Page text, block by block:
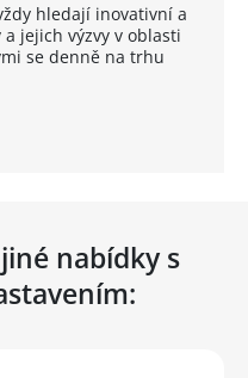
hledají inovativní a
jejich výzvy v oblasti
se denně na trhu
nabídky s